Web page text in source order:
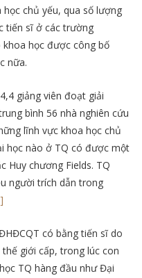
chủ yếu, qua số lượng
tiến sĩ ở các trường
học được công bố
nữa.
giảng viên đoạt giải
bình 56 nhà nghiên cứu
lĩnh vực khoa học chủ
học nào ở TQ có được một
Huy chương Fields. TQ
người trích dẫn trong
có bằng tiến sĩ do
giới cấp, trong lúc con
TQ hàng đầu như Đại